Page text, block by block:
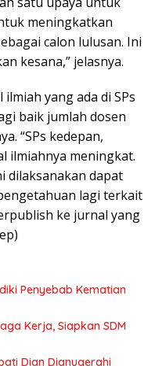
meningkatkan
calon lulusan. Ini
kesana,” jelasnya.
yang ada di SPs
baik jumlah dosen
“SPs kedepan,
ilmiahnya meningkat.
dilaksanakan dapat
lagi terkait
ke jurnal yang
Penyebab Kematian
Kerja, Siapkan SDM
Dian Dianugerahi